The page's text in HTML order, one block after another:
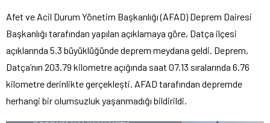
Afet ve Acil Durum Yönetim Başkanlığı (AFAD) Deprem Dairesi
Başkanlığı tarafından yapılan açıklamaya göre, Datça ilçesi
açıklarında 5.3 büyüklüğünde deprem meydana geldi. Deprem,
Datça’nın 203.79 kilometre açığında saat 07.13 sıralarında 6.76
kilometre derinlikte gerçekleşti. AFAD tarafından depremde
herhangi bir olumsuzluk yaşanmadığı bildirildi.